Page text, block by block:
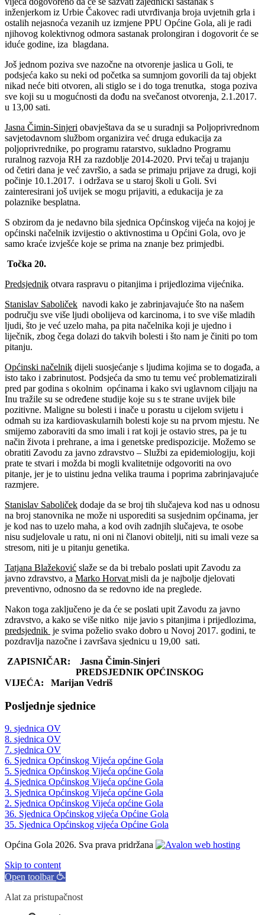
inženjerkom iz Urbie Čakovec radi utvrđivanja broja uvjetnih grla i
ostalih nejasnoća vezanih uz izmjene PPU Općine Gola, ali je radi
njihovog kolektivnog odmora sastanak prolongiran i dogovorit će se
iduće godine, iza blagdana.
Još jednom poziva sve nazočne na otvorenje jaslica u Goli, te
podsjeća kako su neki od početka sa sumnjom govorili da taj objekt
nikad neće biti otvoren, ali stiglo se i do toga trenutka, stoga poziva
sve koji su u mogućnosti da dođu na svečanost otvorenja, 2.1.2017.
u 13,00 sati.
Jasna Čimin-Sinjeri obavještava da se u suradnji sa Poljoprivrednom
savjetodavnom službom organizira već druga edukacija za
poljoprivrednike, po programu ratarstvo, sukladno Programu
ruralnog razvoja RH za razdoblje 2014-2020. Prvi tečaj u trajanju
od četiri dana je već završio, a sada se primaju prijave za drugi, koji
počinje 10.1.2017. i održava se u staroj školi u Goli. Svi
zainteresirani još uvijek se mogu prijaviti, a edukacija je za
polaznike besplatna.
S obzirom da je nedavno bila sjednica Općinskog vijeća na kojoj je
općinski načelnik izvijestio o aktivnostima u Općini Gola, ovo je
samo kraće izvješće koje se prima na znanje bez primjedbi.
Točka 20.
Predsjednik otvara raspravu o pitanjima i prijedlozima vijećnika.
Stanislav Saboliček navodi kako je zabrinjavajuće što na našem
području sve više ljudi obolijeva od karcinoma, i to sve više mladih
ljudi, što je već uzelo maha, pa pita načelnika koji je ujedno i
liječnik, zbog čega dolazi do takvih bolesti i što nam je činiti po tom
pitanju.
Općinski načelnik dijeli suosjećanje s ljudima kojima se to događa, a
isto tako i zabrinutost. Podsjeća da smo tu temu već problematizirali
pred par godina s okolnim općinama i kako svi uglavnom ciljaju na
Inu tražile su se određene studije koje su s te strane uvijek bile
pozitivne. Maligne su bolesti i inače u porastu u cijelom svijetu i
odmah su iza kardiovaskularnih bolesti koje su na prvom mjestu. Ne
smijemo zaboraviti da smo imali i rat koji je ostavio stres, pa je tu
način života i prehrane, a ima i genetske predispozicije. Možemo se
obratiti Zavodu za javno zdravstvo – Službi za epidemiologiju, koji
prate te stvari i možda bi mogli kvalitetnije odgovoriti na ovo
pitanje, jer je to uistinu jedna velika trauma i poprima zabrinjavajuće
razmjere.
Stanislav Saboliček dodaje da se broj tih slučajeva kod nas u odnosu
na broj stanovnika ne može ni usporediti sa susjednim općinama, jer
je kod nas to uzelo maha, a kod ovih zadnjih slučajeva, te osobe
nisu sudjelovale u ratu, ni oni ni članovi obitelji, niti su imali veze sa
stresom, niti je u pitanju genetika.
Tatjana Blažeković slaže se da bi trebalo poslati upit Zavodu za
javno zdravstvo, a Marko Horvat misli da je najbolje djelovati
preventivno, odnosno da se redovno ide na preglede.
Nakon toga zaključeno je da će se poslati upit Zavodu za javno
zdravstvo, a kako se više nitko nije javio s pitanjima i prijedlozima,
predsjednik je svima poželio svako dobro u Novoj 2017. godini, te
pozdravlja nazočne i završava sjednicu u 19,00 sati.
ZAPISNIČAR: Jasna Čimin-Sinjeri
PREDSJEDNIK OPĆINSKOG
VIJEĆA: Marijan Vedriš
Posljednje sjednice
9. sjednica OV
8. sjednica OV
7. sjednica OV
6. Sjednica Općinskog Vijeća općine Gola
5. Sjednica Općinskog Vijeća općine Gola
4. Sjednica Općinskog Vijeća općine Gola
3. Sjednica Općinskog Vijeća općine Gola
2. Sjednica Općinskog Vijeća općine Gola
36. Sjednica Općinskog vijeća Općine Gola
35. Sjednica Općinskog vijeća Općine Gola
Općina Gola 2026. Sva prava pridržana
Skip to content
Open toolbar
Alat za pristupačnost